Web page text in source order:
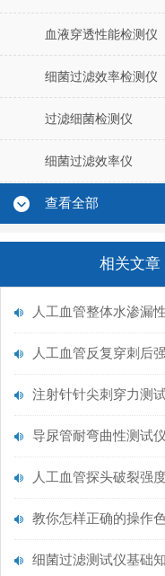
血液穿透性能检测仪
细菌过滤效率检测仪
过滤细菌检测仪
细菌过滤效率仪
查看全部
相关文章